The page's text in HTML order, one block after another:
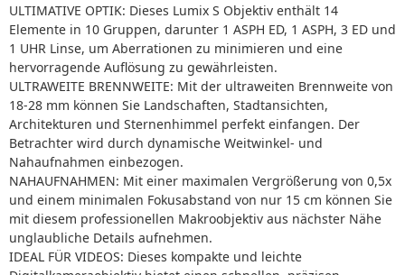
ULTIMATIVE OPTIK: Dieses Lumix S Objektiv enthält 14
Elemente in 10 Gruppen, darunter 1 ASPH ED, 1 ASPH, 3 ED und
1 UHR Linse, um Aberrationen zu minimieren und eine
hervorragende Auflösung zu gewährleisten.
ULTRAWEITE BRENNWEITE: Mit der ultraweiten Brennweite von
18-28 mm können Sie Landschaften, Stadtansichten,
Architekturen und Sternenhimmel perfekt einfangen. Der
Betrachter wird durch dynamische Weitwinkel- und
Nahaufnahmen einbezogen.
NAHAUFNAHMEN: Mit einer maximalen Vergrößerung von 0,5x
und einem minimalen Fokusabstand von nur 15 cm können Sie
mit diesem professionellen Makroobjektiv aus nächster Nähe
unglaubliche Details aufnehmen.
IDEAL FÜR VIDEOS: Dieses kompakte und leichte